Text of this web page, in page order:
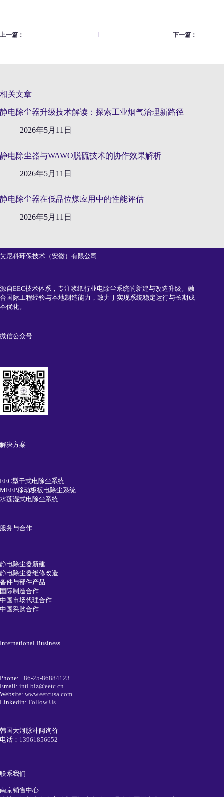
上一篇： 下一篇：
相关文章
静电除尘器升级技术解读：探索工业烟气治理新路径
2026年5月11日
静电除尘器与WAWO脱硫技术的协作效果解析
2026年5月11日
静电除尘器在低品位煤应用中的性能评估
2026年5月11日
艾尼科环保技术（安徽）有限公司
源自EEC技术体系，专注浆纸行业电除尘系统的新建与改造升级。融
合国际工程经验与本地制造能力，致力于实现系统稳定运行与长期成
本优化。
微信公众号
解决方案
EEC型干式电除尘系统
MEEP移动极板电除尘系统
水莲湿式电除尘系统
服务与合作
静电除尘器新建
静电除尘器维修改造
备件与部件产品
国际制造合作
中国市场代理合作
中国采购合作
International Business
Phone: +86-25-86884123
Email: intl.biz@eetc.cn
Website: www.eetcusa.com
Linkedin: Follow Us
韩国大河脉冲阀询价
电话： 13961856652
联系我们
南京销售中心